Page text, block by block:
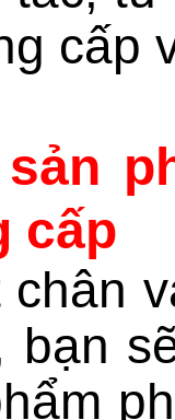
cấp
cấp
chân
bạn